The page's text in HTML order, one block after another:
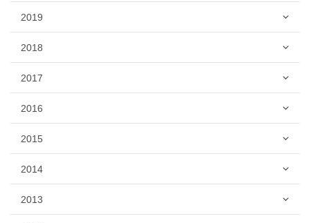
2019
2018
2017
2016
2015
2014
2013